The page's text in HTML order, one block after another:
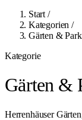
Start /
Kategorien /
Gärten &
Kategorie
Gärten &
Herrenhäuser